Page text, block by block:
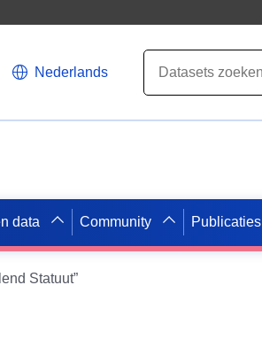
Nederlands
data Community Publicaties
Statuut”